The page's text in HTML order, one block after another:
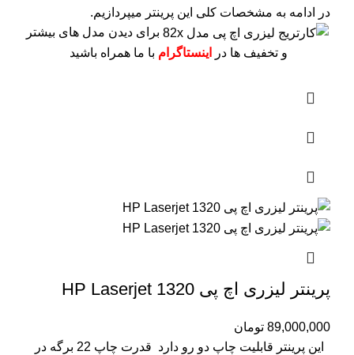
در ادامه به مشخصات کلی این پرینتر میپردازیم.
برای دیدن مدل های بیشتر
و تخفیف ها در
اینستاگرام با ما همراه باشید
پرینتر لیزری اچ پی HP Laserjet 1320
89,000,000 تومان
این پرینتر قابلیت چاپ دو رو دارد
قدرت چاپ 22 برگه در